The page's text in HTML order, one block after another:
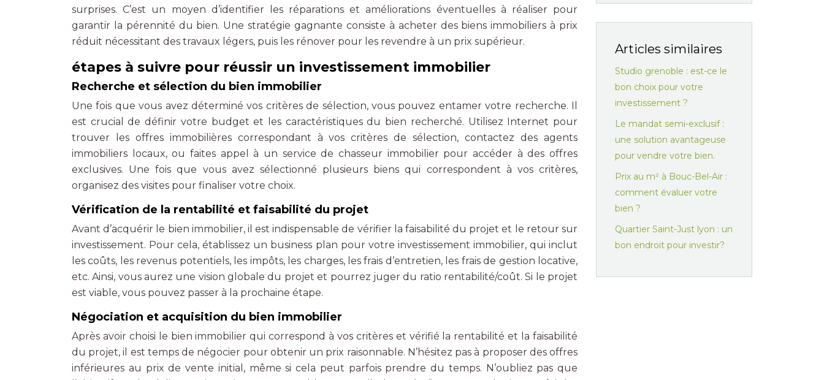
surprises. C’est un moyen d’identifier les réparations et améliorations éventuelles à réaliser pour
garantir la pérennité du bien. Une stratégie gagnante consiste à acheter des biens immobiliers à prix
réduit nécessitant des travaux légers, puis les rénover pour les revendre à un prix supérieur.
étapes à suivre pour réussir un investissement immobilier
Recherche et sélection du bien immobilier
Une fois que vous avez déterminé vos critères de sélection, vous pouvez entamer votre recherche. Il
est crucial de définir votre budget et les caractéristiques du bien recherché. Utilisez Internet pour
trouver les offres immobilières correspondant à vos critères de sélection, contactez des agents
immobiliers locaux, ou faites appel à un service de chasseur immobilier pour accéder à des offres
exclusives. Une fois que vous avez sélectionné plusieurs biens qui correspondent à vos critères,
organisez des visites pour finaliser votre choix.
Vérification de la rentabilité et faisabilité du projet
Avant d’acquérir le bien immobilier, il est indispensable de vérifier la faisabilité du projet et le retour sur
investissement. Pour cela, établissez un business plan pour votre investissement immobilier, qui inclut
les coûts, les revenus potentiels, les impôts, les charges, les frais d’entretien, les frais de gestion locative,
etc. Ainsi, vous aurez une vision globale du projet et pourrez juger du ratio rentabilité/coût. Si le projet
est viable, vous pouvez passer à la prochaine étape.
Négociation et acquisition du bien immobilier
Après avoir choisi le bien immobilier qui correspond à vos critères et vérifié la rentabilité et la faisabilité
du projet, il est temps de négocier pour obtenir un prix raisonnable. N’hésitez pas à proposer des offres
inférieures au prix de vente initial, même si cela peut parfois prendre du temps. N’oubliez pas que
Articles similaires
Studio grenoble : est-ce le
bon choix pour votre
investissement ?
Le mandat semi-exclusif :
une solution avantageuse
pour vendre votre bien.
Prix au m² à Bouc-Bel-Air :
comment évaluer votre
bien ?
Quartier Saint-Just lyon : un
bon endroit pour investir?